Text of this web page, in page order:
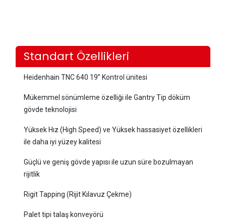
Standart Özellikleri
Heidenhain TNC 640 19” Kontrol ünitesi
Mükemmel sönümleme özelliği ile Gantry Tip döküm
gövde teknolojisi
Yüksek Hız (High Speed) ve Yüksek hassasiyet özellikleri
ile daha iyi yüzey kalitesi
Güçlü ve geniş gövde yapısı ile uzun süre bozulmayan
rijitlik
Rigit Tapping (Rijit Kılavuz Çekme)
Palet tipi talaş konveyörü